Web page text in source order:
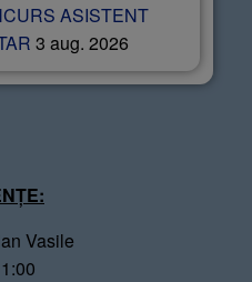
ASISTENT
3 aug. 2026
Vasile